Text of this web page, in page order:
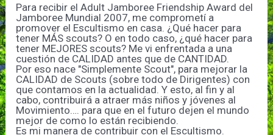
Para recibir el Adult Jamboree Friendship Award del
Jamboree Mundial 2007, me comprometí a
promover el Escultismo en casa. ¿Qué hacer para
tener MÁS scouts? O en todo caso, ¿qué hacer para
tener MEJORES scouts? Me vi enfrentada a una
cuestión de CALIDAD antes que de CANTIDAD.
Por eso nace "Simplemente Scout", para mejorar la
CALIDAD de Scouts (sobre todo de Dirigentes) con
que contamos en la actualidad. Y esto, al fin y al
cabo, contribuirá a atraer más niños y jóvenes al
Movimiento…. para que en el futuro dejen el mundo
mejor de como lo están recibiendo.
Es mi manera de contribuir con el Escultismo.